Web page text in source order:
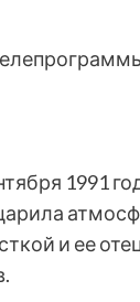
1991
и ее